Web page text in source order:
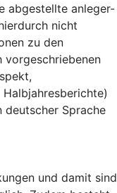
abgestellte anleger-
nicht
zu den
vorgeschriebenen
deutscher Sprache
und damit sind